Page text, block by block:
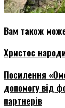
Вам також
Христос
Посилення
допомогу від
партнерів